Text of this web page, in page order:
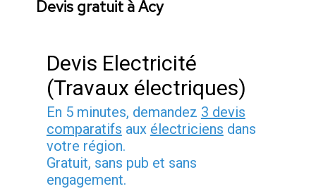
Devis gratuit à Acy
Devis Electricité
(Travaux électriques)
En 5 minutes, demandez 3 devis
comparatifs aux électriciens dans
votre région.
Gratuit, sans pub et sans
engagement.